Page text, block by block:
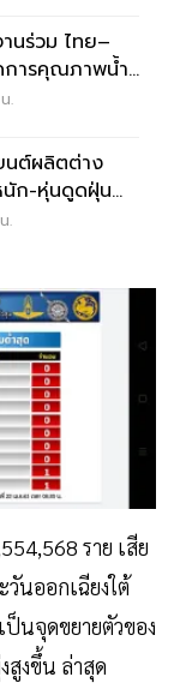
นร่วม ไทย–
การคุณภาพน้ำ
.
นต์ผลิตต่าง
นัก-หุ่นดูดฝุ่น
.
ราย เสีย
นออกเฉียงใต้
นจุดขยายตัวของ
สูงขึ้น ล่าสุด